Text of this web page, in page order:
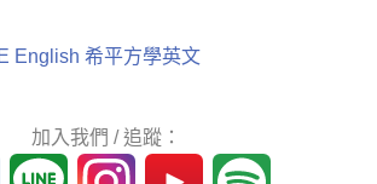
English 希平方學英文
加入我們 / 追蹤：